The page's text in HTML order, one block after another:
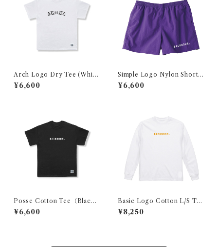
Arch Logo Dry Tee (White
×Black)
¥6,600
Simple Logo Nylon Shorts
（purple）
¥6,600
Posse Cotton Tee（Black×
White）
¥6,600
Basic Logo Cotton L/S Tee
（White×Orange）
¥8,250